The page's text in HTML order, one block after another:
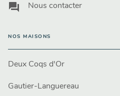
question_answer Nous contacter
NOS MAISONS
Deux Coqs d'Or
Gautier-Languereau